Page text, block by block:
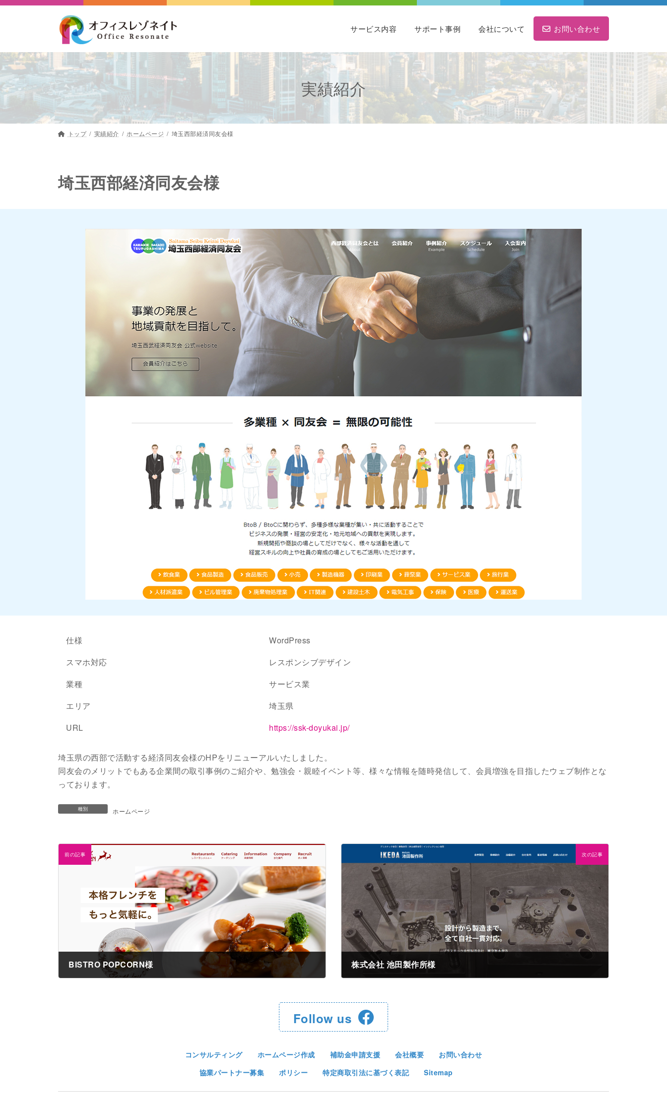
コ
ツ
へ
ス
ナ
シ
ョ
ン
サービス内容 サポート事例 会社について お問い合わせ
実績紹介
トップ 実績紹介 ホームページ 埼玉西部経済同友会様
埼玉西部経済同友会様
仕様
WordPress
スマホ対応
レスポンシブデザイン
業種
サービス業
エリア
埼玉県
URL
https://ssk-doyukai.jp/
埼玉県の西部で活動する経済同友会様のHPをリニューアルいたしました。
同友会のメリットでもある企業間の取引事例のご紹介や、勉強会・親睦イベント等、様々な情報を随時発信して、会員増強を目指したウェブ制作とな
っております。
種別 ホームページ
前の記事
BISTRO POPCORN様
次の記事
株式会社 池田製作所様
Follow us
コンサルティング ホームページ作成 補助金申請支援 会社概要
お問い合わせ
協業パートナー募集
ポリシー 特定商取引法に基づく表記 Sitemap